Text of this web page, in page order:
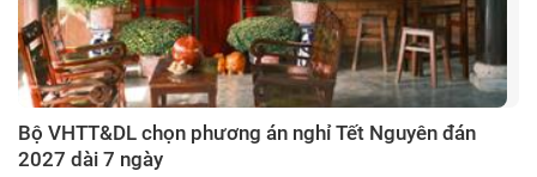
Bộ VHTT&DL chọn phương án nghỉ Tết Nguyên đán
2027 dài 7 ngày